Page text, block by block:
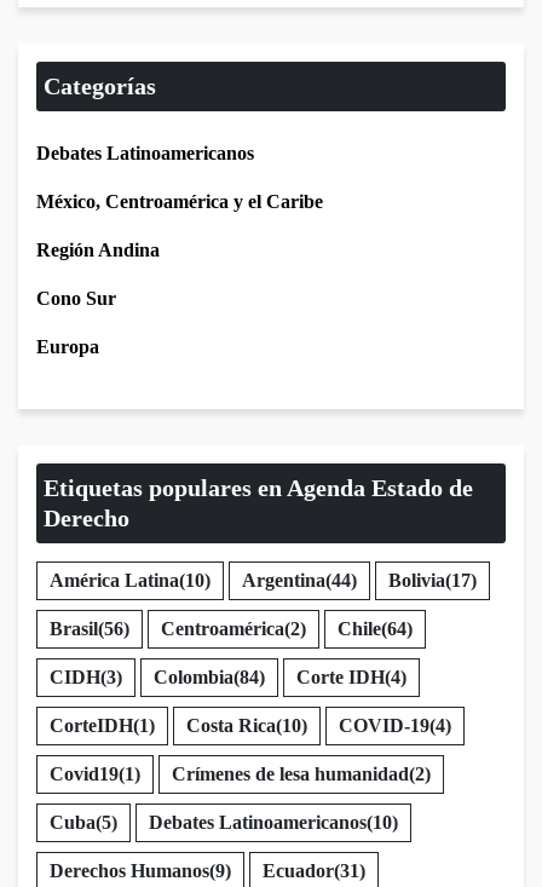
Categorías
Debates Latinoamericanos
México, Centroamérica y el Caribe
Región Andina
Cono Sur
Europa
Etiquetas populares en Agenda Estado de
Derecho
América Latina(10) Argentina(44) Bolivia(17)
Brasil(56) Centroamérica(2) Chile(64)
CIDH(3) Colombia(84) Corte IDH(4)
CorteIDH(1) Costa Rica(10) COVID-19(4)
Covid19(1) Crímenes de lesa humanidad(2)
Cuba(5) Debates Latinoamericanos(10)
Derechos Humanos(9) Ecuador(31)